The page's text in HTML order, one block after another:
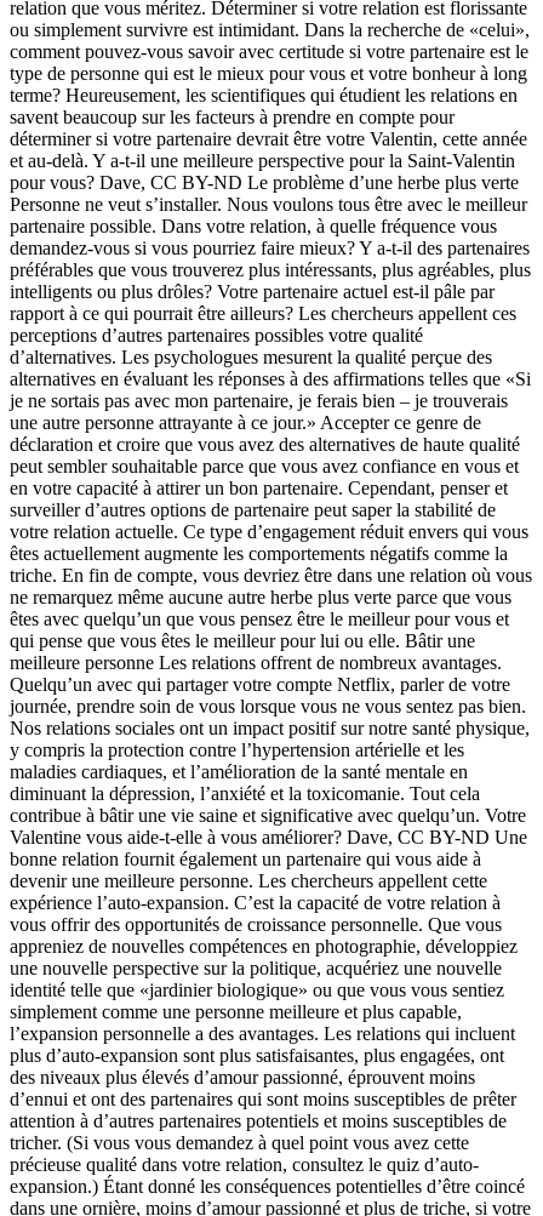
relation que vous méritez. Déterminer si votre relation est florissante
ou simplement survivre est intimidant. Dans la recherche de «celui»,
comment pouvez-vous savoir avec certitude si votre partenaire est le
type de personne qui est le mieux pour vous et votre bonheur à long
terme? Heureusement, les scientifiques qui étudient les relations en
savent beaucoup sur les facteurs à prendre en compte pour
déterminer si votre partenaire devrait être votre Valentin, cette année
et au-delà. Y a-t-il une meilleure perspective pour la Saint-Valentin
pour vous? Dave, CC BY-ND Le problème d’une herbe plus verte
Personne ne veut s’installer. Nous voulons tous être avec le meilleur
partenaire possible. Dans votre relation, à quelle fréquence vous
demandez-vous si vous pourriez faire mieux? Y a-t-il des partenaires
préférables que vous trouverez plus intéressants, plus agréables, plus
intelligents ou plus drôles? Votre partenaire actuel est-il pâle par
rapport à ce qui pourrait être ailleurs? Les chercheurs appellent ces
perceptions d’autres partenaires possibles votre qualité
d’alternatives. Les psychologues mesurent la qualité perçue des
alternatives en évaluant les réponses à des affirmations telles que «Si
je ne sortais pas avec mon partenaire, je ferais bien – je trouverais
une autre personne attrayante à ce jour.» Accepter ce genre de
déclaration et croire que vous avez des alternatives de haute qualité
peut sembler souhaitable parce que vous avez confiance en vous et
en votre capacité à attirer un bon partenaire. Cependant, penser et
surveiller d’autres options de partenaire peut saper la stabilité de
votre relation actuelle. Ce type d’engagement réduit envers qui vous
êtes actuellement augmente les comportements négatifs comme la
triche. En fin de compte, vous devriez être dans une relation où vous
ne remarquez même aucune autre herbe plus verte parce que vous
êtes avec quelqu’un que vous pensez être le meilleur pour vous et
qui pense que vous êtes le meilleur pour lui ou elle. Bâtir une
meilleure personne Les relations offrent de nombreux avantages.
Quelqu’un avec qui partager votre compte Netflix, parler de votre
journée, prendre soin de vous lorsque vous ne vous sentez pas bien.
Nos relations sociales ont un impact positif sur notre santé physique,
y compris la protection contre l’hypertension artérielle et les
maladies cardiaques, et l’amélioration de la santé mentale en
diminuant la dépression, l’anxiété et la toxicomanie. Tout cela
contribue à bâtir une vie saine et significative avec quelqu’un. Votre
Valentine vous aide-t-elle à vous améliorer? Dave, CC BY-ND Une
bonne relation fournit également un partenaire qui vous aide à
devenir une meilleure personne. Les chercheurs appellent cette
expérience l’auto-expansion. C’est la capacité de votre relation à
vous offrir des opportunités de croissance personnelle. Que vous
appreniez de nouvelles compétences en photographie, développiez
une nouvelle perspective sur la politique, acquériez une nouvelle
identité telle que «jardinier biologique» ou que vous vous sentiez
simplement comme une personne meilleure et plus capable,
l’expansion personnelle a des avantages. Les relations qui incluent
plus d’auto-expansion sont plus satisfaisantes, plus engagées, ont
des niveaux plus élevés d’amour passionné, éprouvent moins
d’ennui et ont des partenaires qui sont moins susceptibles de prêter
attention à d’autres partenaires potentiels et moins susceptibles de
tricher. (Si vous vous demandez à quel point vous avez cette
précieuse qualité dans votre relation, consultez le quiz d’auto-
expansion.) Étant donné les conséquences potentielles d’être coincé
dans une ornière, moins d’amour passionné et plus de triche, si votre